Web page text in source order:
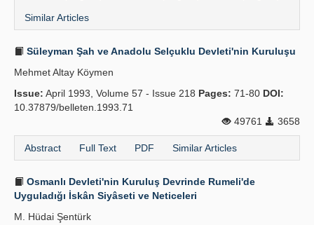
Similar Articles
Süleyman Şah ve Anadolu Selçuklu Devleti'nin Kuruluşu
Mehmet Altay Köymen
Issue: April 1993, Volume 57 - Issue 218 Pages: 71-80 DOI:
10.37879/belleten.1993.71
49761
3658
Abstract Full Text PDF Similar Articles
Osmanlı Devleti'nin Kuruluş Devrinde Rumeli'de
Uyguladığı İskân Siyâseti ve Neticeleri
M. Hüdai Şentürk